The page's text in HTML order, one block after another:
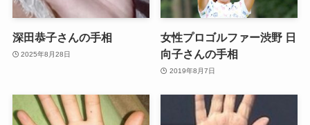
深田恭子さんの手相
2025年8月28日
女性プロゴルファー渋野 日
向子さんの手相
2019年8月7日